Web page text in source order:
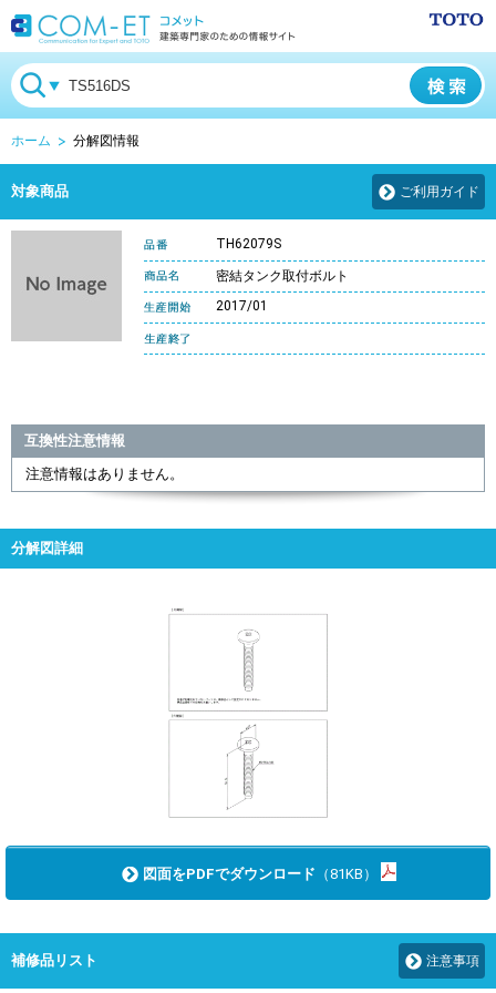
ホーム 分解図情報
対象商品 ご利用ガイド
TH62079S
密結タンク取付ボルト
2017/01
互換性注意情報
注意情報はありません。
分解図詳細
図面をPDFでダウンロード （81KB）
補修品リスト 注意事項